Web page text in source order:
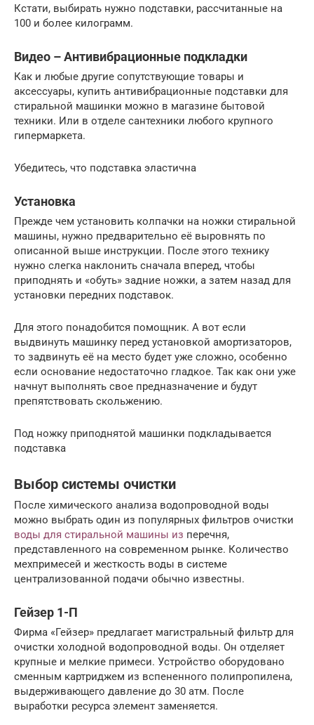
Кстати, выбирать нужно подставки, рассчитанные на
100 и более килограмм.
Видео – Антивибрационные подкладки
Как и любые другие сопутствующие товары и
аксессуары, купить антивибрационные подставки для
стиральной машинки можно в магазине бытовой
техники. Или в отделе сантехники любого крупного
гипермаркета.
Убедитесь, что подставка эластична
Установка
Прежде чем установить колпачки на ножки стиральной
машины, нужно предварительно её выровнять по
описанной выше инструкции. После этого технику
нужно слегка наклонить сначала вперед, чтобы
приподнять и «обуть» задние ножки, а затем назад для
установки передних подставок.
Для этого понадобится помощник. А вот если
выдвинуть машинку перед установкой амортизаторов,
то задвинуть её на место будет уже сложно, особенно
если основание недостаточно гладкое. Так как они уже
начнут выполнять свое предназначение и будут
препятствовать скольжению.
Под ножку приподнятой машинки подкладывается
подставка
Выбор системы очистки
После химического анализа водопроводной воды
можно выбрать один из популярных фильтров очистки
воды для стиральной машины из перечня,
представленного на современном рынке. Количество
мехпримесей и жесткость воды в системе
централизованной подачи обычно известны.
Гейзер 1-П
Фирма «Гейзер» предлагает магистральный фильтр для
очистки холодной водопроводной воды. Он отделяет
крупные и мелкие примеси. Устройство оборудовано
сменным картриджем из вспененного полипропилена,
выдерживающего давление до 30 атм. После
выработки ресурса элемент заменяется.